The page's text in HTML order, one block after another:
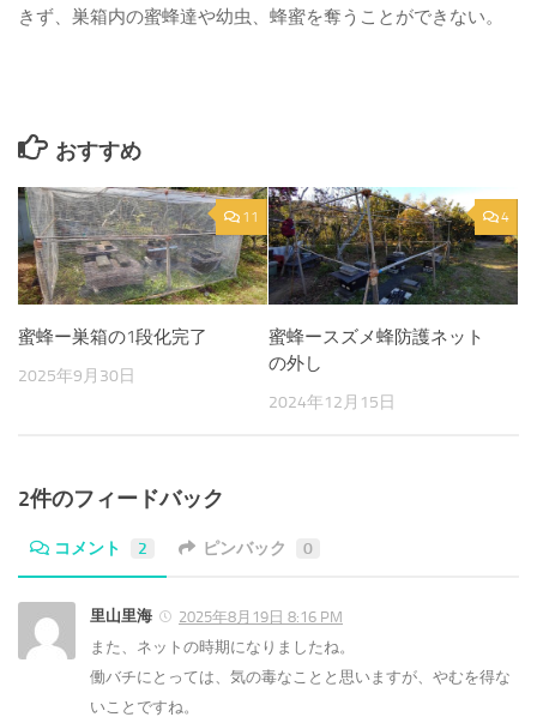
きず、巣箱内の蜜蜂達や幼虫、蜂蜜を奪うことができない。
おすすめ
11
蜜蜂ー巣箱の1段化完了
2025年9月30日
4
蜜蜂ースズメ蜂防護ネット
の外し
2024年12月15日
2件のフィードバック
コメント 2 ピンバック 0
里山里海
2025年8月19日 8:16 PM
また、ネットの時期になりましたね。
働バチにとっては、気の毒なことと思いますが、やむを得な
いことですね。